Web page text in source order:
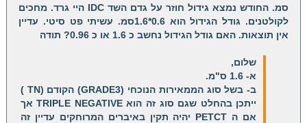
סמ. החודש נמצא גידול חוזר על גדם השד IDC היי גרד. מחכים
לקולטנים. גודל הגידול הוא 0.6*1.6סמ. עשיתי פט סיטי. עדיין
אין תוצאות. האם גודל הגידול נחשב כ 1.6 או כ 0.96? תודה
שלום,
א- 1.6 ס"מ.
ב- בשל סוג הממאירות הנוכחי (GRADE3) הקודם (TN )
ייתכן בהחלט שגם סוג זה הוא TRIPLE NEGATIVE אך
אם ה PETCT יהיה תקין באיברים המרוחקים עדיין זה